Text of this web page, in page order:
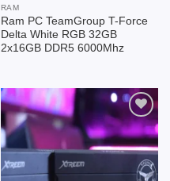
RAM
Ram PC TeamGroup T-Force
Delta White RGB 32GB
2x16GB DDR5 6000Mhz
Add to
wishlist